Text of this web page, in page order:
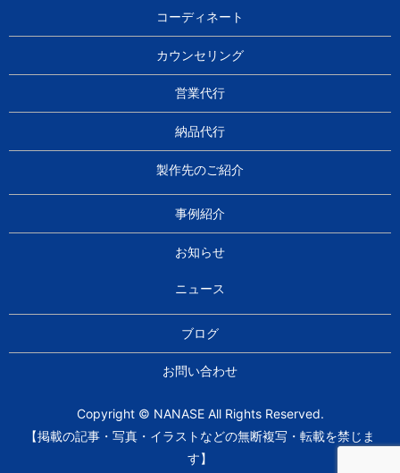
コーディネート
カウンセリング
営業代行
納品代行
製作先のご紹介
事例紹介
お知らせ
ニュース
ブログ
お問い合わせ
Copyright © NANASE All Rights Reserved.
【掲載の記事・写真・イラストなどの無断複写・転載を禁じま
す】